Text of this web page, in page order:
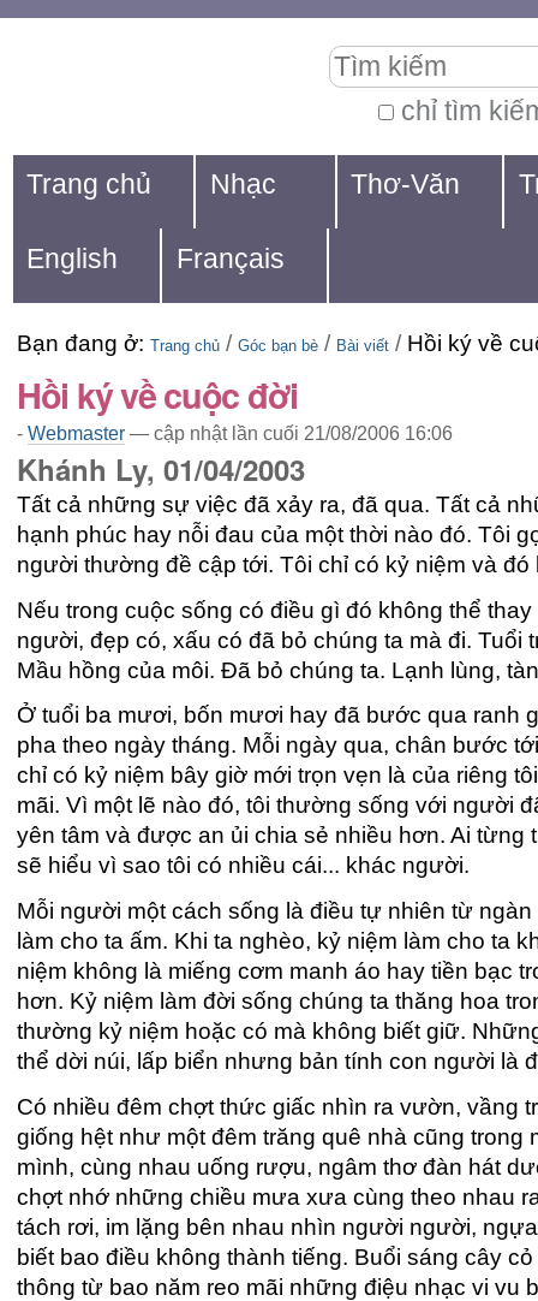
dung.
đến
mục
định
hướng
cá
nhân
chỉ tìm
kiếm
Navigation
Trang chủ Nhạc Thơ-Văn
English Français
Bạn đang ở: Trang chủ / Góc bạn bè / Bài viết / Hồi ký về
Hồi ký về cuộc đời
- Webmaster — cập nhật lần cuối 21/08/2006 16:06
Khánh Ly, 01/04/2003
Tất cả những sự việc đã xảy ra, đã qua. Tất cả
hạnh phúc hay nỗi đau của một thời nào đó. Tôi
người thường đề cập tới. Tôi chỉ có kỷ niệm và đó
Nếu trong cuộc sống có điều gì đó không thể
người, đẹp có, xấu có đã bỏ chúng ta mà đi. Tuổi
Mầu hồng của môi. Đã bỏ chúng ta. Lạnh lùng,
Ở tuổi ba mươi, bốn mươi hay đã bước qua ranh
pha theo ngày tháng. Mỗi ngày qua, chân bước
chỉ có kỷ niệm bây giờ mới trọn vẹn là của riêng
mãi. Vì một lẽ nào đó, tôi thường sống với người
yên tâm và được an ủi chia sẻ nhiều hơn. Ai
sẽ hiểu vì sao tôi có nhiều cái... khác người.
Mỗi người một cách sống là điều tự nhiên từ
làm cho ta ấm. Khi ta nghèo, kỷ niệm làm cho ta
niệm không là miếng cơm manh áo hay tiền bạc
hơn. Kỷ niệm làm đời sống chúng ta thăng hoa
thường kỷ niệm hoặc có mà không biết giữ.
thể dời núi, lấp biển nhưng bản tính con người là
Có nhiều đêm chợt thức giấc nhìn ra vườn, vầng
giống hệt như một đêm trăng quê nhà cũng
mình, cùng nhau uống rượu, ngâm thơ đàn hát
chợt nhớ những chiều mưa xưa cùng theo nhau
tách rơi, im lặng bên nhau nhìn người người,
biết bao điều không thành tiếng. Buổi sáng cây
thông từ bao năm reo mãi những điệu nhạc vi